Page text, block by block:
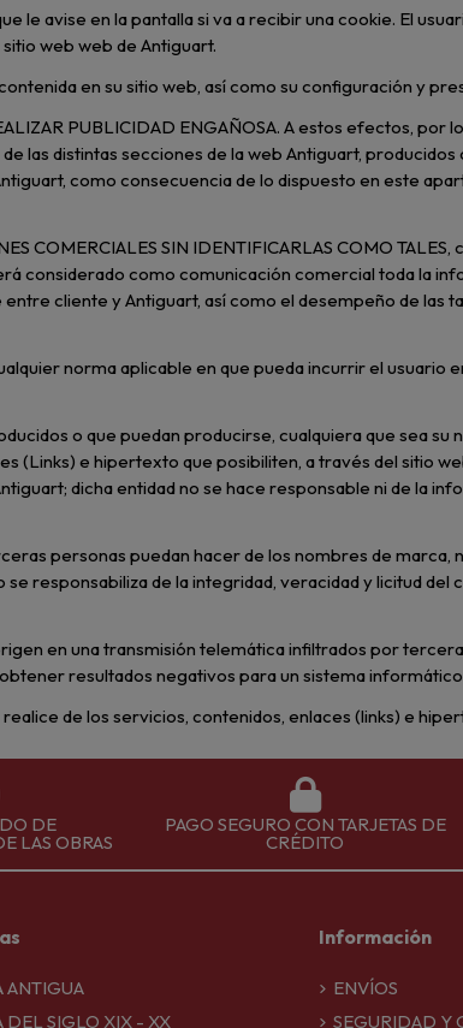
le avise en la pantalla si va a recibir una cookie. El
web web de Antiguart.
en su sitio web, así como su configuración y
PUBLICIDAD ENGAÑOSA. A estos efectos,
las distintas secciones de la web Antiguart,
como consecuencia de lo dispuesto en este
COMERCIALES SIN IDENTIFICARLAS COMO
considerado como comunicación comercial toda la
cliente y Antiguart, así como el desempeño de
norma aplicable en que pueda incurrir el usuario
o que puedan producirse, cualquiera que sea
(Links) e hipertexto que posibiliten, a través del sitio
dicha entidad no se hace responsable ni de la
personas puedan hacer de los nombres de
responsabiliza de la integridad, veracidad y licitud
en una transmisión telemática infiltrados por
resultados negativos para un sistema
de los servicios, contenidos, enlaces (links) e
DE
LAS OBRAS
PAGO SEGURO CON TARJETAS DE
CRÉDITO
ANTIGUA
DEL SIGLO XIX - XX
Información
ENVÍOS
SEGURIDAD Y